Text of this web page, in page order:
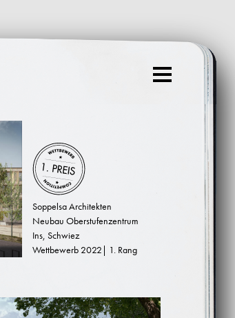
Soppelsa Architekten
Neubau Oberstufenzentrum
Ins, Schwiez
Wettbewerb 2022| 1. Rang